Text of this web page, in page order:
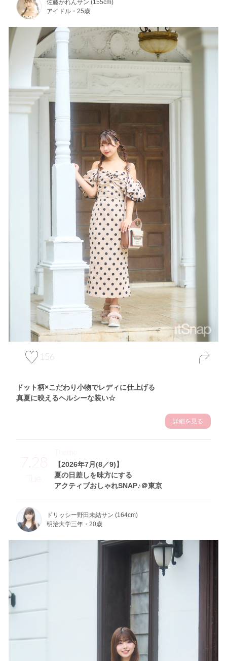
佐藤かれんサン (155cm)
アイドル・25歳
156
ドット柄×こだわり小物でレディに仕上げる
真夏に映えるヘルシーな装い☆
詳細を見る
7.28
Tue
【2026年7月(8／9)】
夏の日差しを味方にする
アクティブおしゃれSNAP♪＠東京
Theme
ドリッシー野田未結サン (164cm)
明治大学三年・20歳